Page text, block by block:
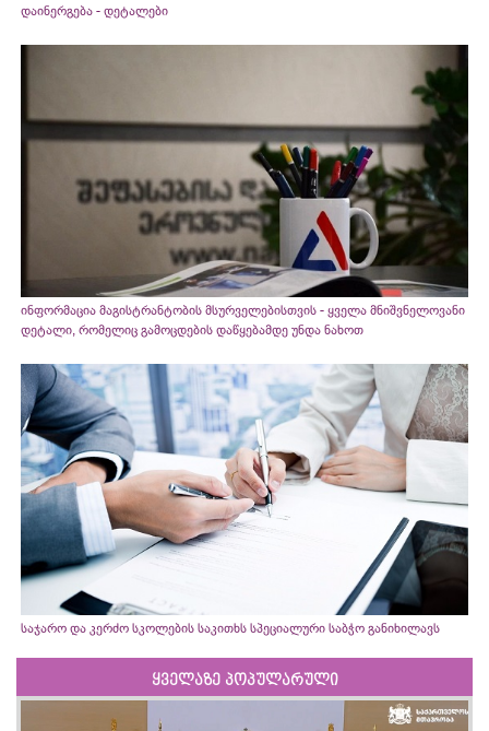
დაინერგება - დეტალები
ინფორმაცია მაგისტრანტობის მსურველებისთვის - ყველა მნიშვნელოვანი
დეტალი, რომელიც გამოცდების დაწყებამდე უნდა ნახოთ
საჯარო და კერძო სკოლების საკითხს სპეციალური საბჭო განიხილავს
ყველაზე პოპულარული